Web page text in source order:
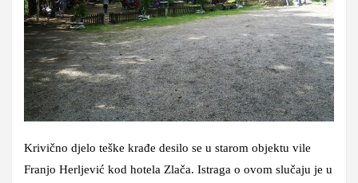
Krivično djelo teške krađe desilo se u starom objektu vile
Franjo Herljević kod hotela Zlača. Istraga o ovom slučaju je u